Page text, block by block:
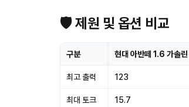
🛡 제원 및 옵션 비교
구분 현대 아반떼 1.6 가솔
최고 출력 123
최대 토크 15.7